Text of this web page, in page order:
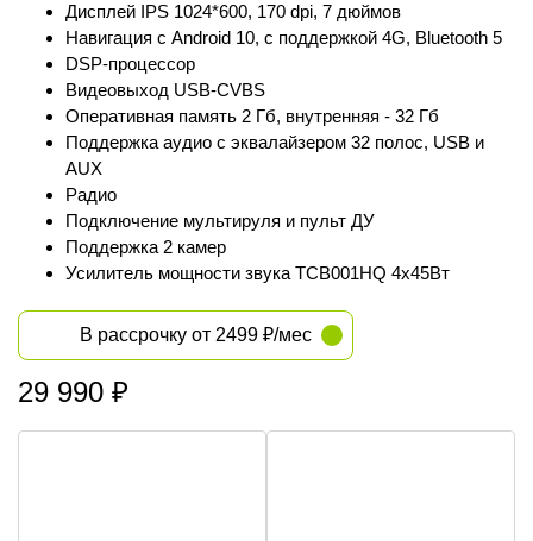
Дисплей IPS 1024*600, 170 dpi, 7 дюймов
Навигация с Android 10, с поддержкой 4G, Bluetooth 5
DSP-процессор
Видеовыход USB-CVBS
Оперативная память 2 Гб, внутренняя - 32 Гб
Поддержка аудио с эквалайзером 32 полос, USB и
AUX
Радио
Подключение мультируля и пульт ДУ
Поддержка 2 камер
Усилитель мощности звука TCB001HQ 4х45Вт
В рассрочку от 2499 ₽/мес
29 990 ₽